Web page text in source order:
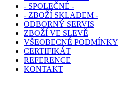
- SPOLEČNÉ -
- ZBOŽÍ SKLADEM -
ODBORNÝ SERVIS
ZBOŽÍ VE SLEVĚ
VŠEOBECNÉ PODMÍNKY
CERTIFIKÁT
REFERENCE
KONTAKT